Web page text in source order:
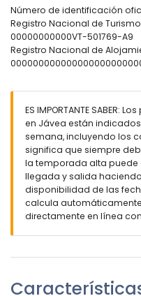
cama queen-size (200
3 baños en suite,
Baño con lavabo,
Exterior de la villa
Piscina privada de
Maravilloso jardín
jardín con tumbonas
3 terrazas, de las
Cocina exterior y
Área de estar exterior
2 plazas de
de aparcamiento
Más información
Localidad más
Playa más cercana:
Número de identificación
Registro Nacional de
00000000000VT-501769-A9
Registro Nacional de
ES IMPORTANTE SABER:
en Jávea están
semana, incluyendo los
significa que siempre
la temporada alta puede
llegada y salida
disponibilidad de las
calcula
directamente en línea